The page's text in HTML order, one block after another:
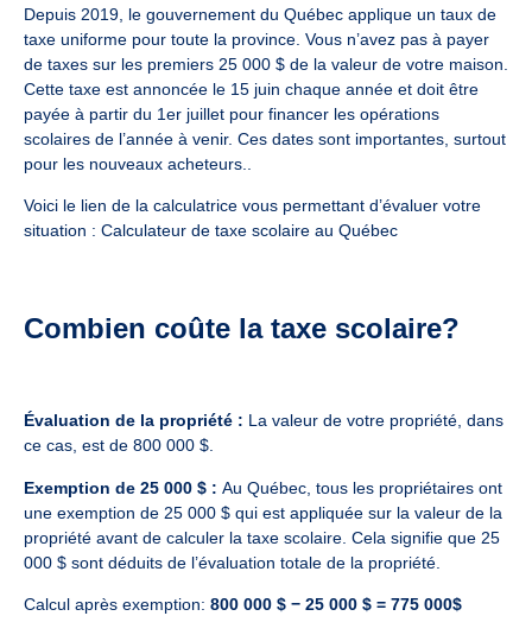
Depuis 2019, le gouvernement du Québec applique un taux de
taxe uniforme pour toute la province. Vous n’avez pas à payer
de taxes sur les premiers 25 000 $ de la valeur de votre maison.
Cette taxe est annoncée le 15 juin chaque année et doit être
payée à partir du 1er juillet pour financer les opérations
scolaires de l’année à venir. Ces dates sont importantes, surtout
pour les nouveaux acheteurs.
Voici le lien de la calculatrice vous permettant d’évaluer votre
situation : Calculateur de taxe scolaire au Québec
Combien coûte la taxe scolaire?
Évaluation de la propriété : La valeur de votre propriété, dans
ce cas, est de 800 000 $.
Exemption de 25 000 $ : Au Québec, tous les propriétaires ont
une exemption de 25 000 $ qui est appliquée sur la valeur de la
propriété avant de calculer la taxe scolaire. Cela signifie que 25
000 $ sont déduits de l’évaluation totale de la propriété.
Calcul après exemption: 800 000 $ − 25 000 $ = 775 000$